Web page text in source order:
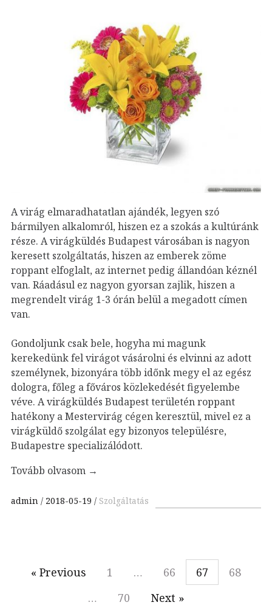
A virág elmaradhatatlan ajándék, legyen szó
bármilyen alkalomról, hiszen ez a szokás a kultúránk
része. A virágküldés Budapest városában is nagyon
keresett szolgáltatás, hiszen az emberek zöme
roppant elfoglalt, az internet pedig állandóan kéznél
van. Ráadásul ez nagyon gyorsan zajlik, hiszen a
megrendelt virág 1-3 órán belül a megadott címen
van.
Gondoljunk csak bele, hogyha mi magunk
kerekedünk fel virágot vásárolni és elvinni az adott
személynek, bizonyára több időnk megy el az egész
dologra, főleg a főváros közlekedését figyelembe
véve. A virágküldés Budapest területén roppant
hatékony a Mestervirág cégen keresztül, mivel ez a
virágküldő szolgálat egy bizonyos településre,
Budapestre specializálódott.
Tovább olvasom →
admin 2018-05-19 Szolgáltatás
« Previous 1 … 66 67
68
…
70 Next »